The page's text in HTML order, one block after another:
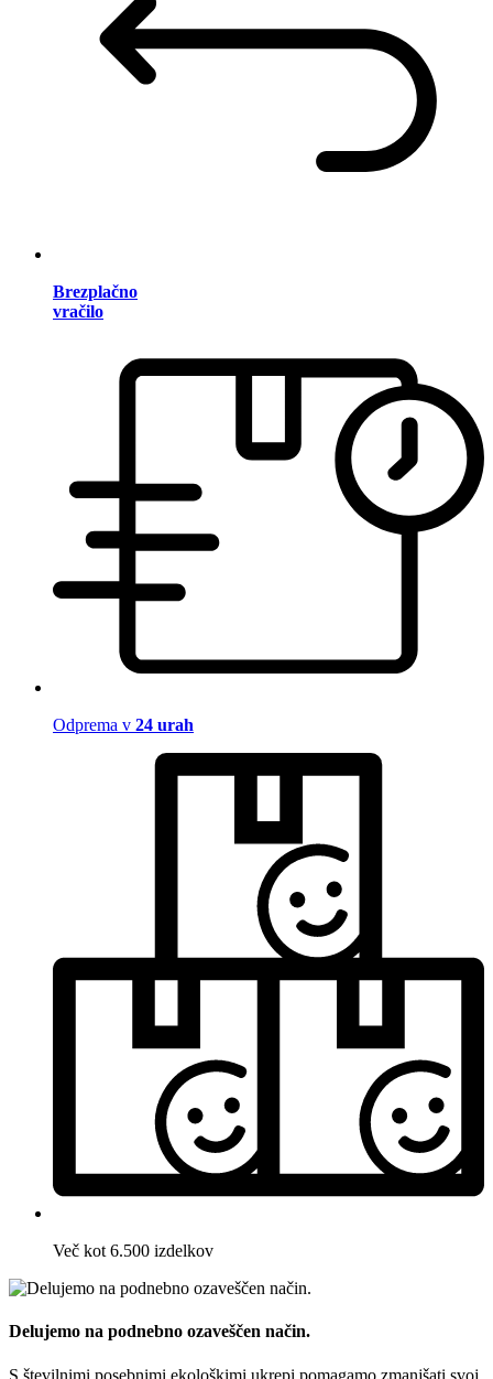
Brezplačno
vračilo
Odprema v 24 urah
Več kot 6.500 izdelkov
Delujemo na podnebno ozaveščen način.
S številnimi posebnimi ekološkimi ukrepi pomagamo zmanjšati svoj